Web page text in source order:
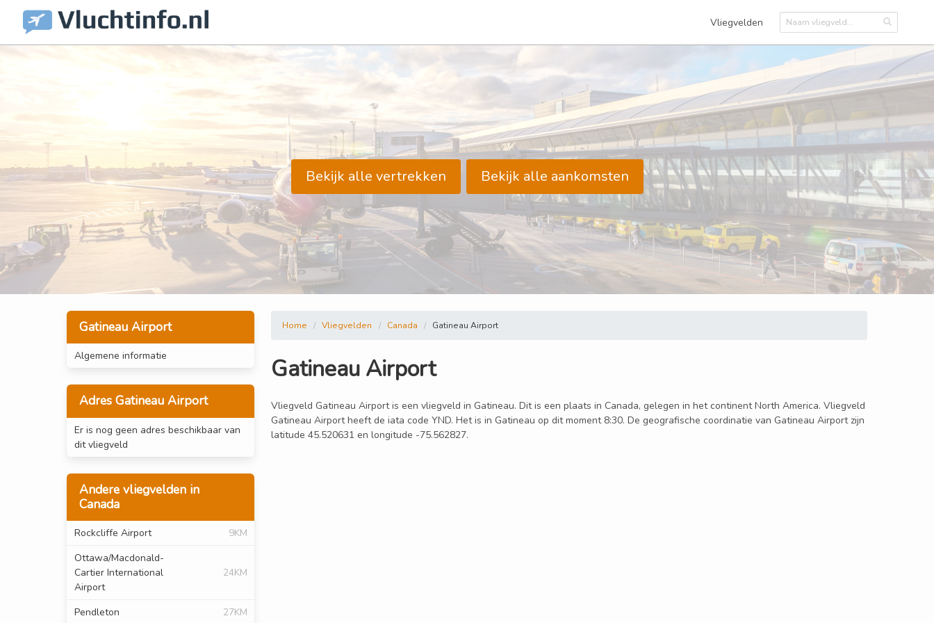
Vliegvelden
Bekijk alle vertrekken Bekijk alle aankomsten
Gatineau Airport
Algemene informatie
Adres Gatineau Airport
Er is nog geen adres beschikbaar van
dit vliegveld
Andere vliegvelden in
Canada
Rockcliffe Airport
9KM
Ottawa/Macdonald-
Cartier International
Airport
24KM
Pendleton 27KM
Home Vliegvelden Canada Gatineau Airport
Gatineau Airport
Vliegveld Gatineau Airport is een vliegveld in Gatineau. Dit is een plaats in Canada, gelegen in het continent North America. Vliegveld
Gatineau Airport heeft de iata code YND. Het is in Gatineau op dit moment 8:30. De geografische coordinatie van Gatineau Airport zijn
latitude 45.520631 en longitude -75.562827.